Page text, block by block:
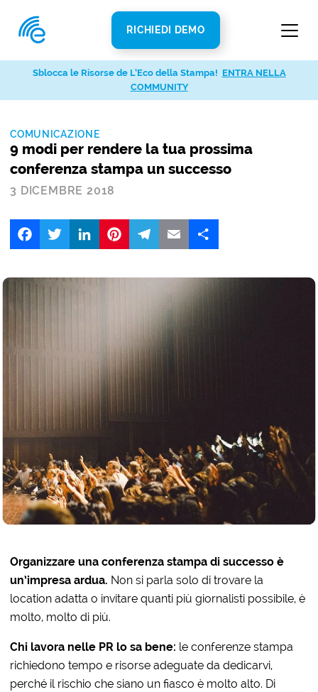
RICHIEDI DEMO
COMUNICAZIONE
9 modi per rendere la tua prossima
conferenza stampa un successo
3 DICEMBRE 2018
FacebookTwitter LinkedIn
Organizzare una conferenza stampa di successo è
un’impresa ardua. Non si parla solo di trovare la
location adatta o invitare quanti più giornalisti possibile, è
molto, molto di più.
Chi lavora nelle PR lo sa bene: le conferenze stampa
richiedono tempo e risorse adeguate da dedicarvi,
perché il rischio che siano un fiasco è molto alto. Di
Sblocca le Risorse de L’Eco della Stampa! ENTRA NELLA
COMMUNITY